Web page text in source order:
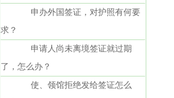
申办外国签证，对护照有何要
求？
申请人尚未离境签证就过期
了，怎么办？
使、领馆拒绝发给签证怎么